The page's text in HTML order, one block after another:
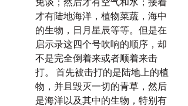
免谈；然后才有空气和水；接着
才有陆地海洋，植物菜蔬，海中
的生物，日月星辰等等。但是在
启示录这四个号吹响的顺序，却
不是完全倒着来或者顺着来击
打。 首先被击打的是陆地上的植
物，并且毁灭一切的青草，然后
是海洋以及其中的生物，特别有